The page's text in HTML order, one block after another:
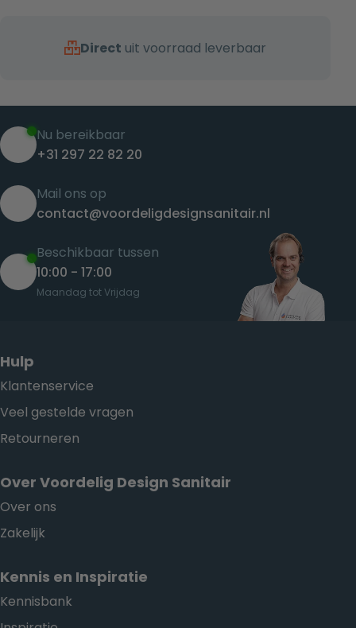
Direct uit voorraad leverbaar
Nu bereikbaar
+31 297 22 82 20
Mail ons op
contact@voordeligdesignsanitair.nl
Beschikbaar tussen
10:00 - 17:00
Maandag tot Vrijdag
Hulp
Klantenservice
Veel gestelde vragen
Retourneren
Over Voordelig Design Sanitair
Over ons
Zakelijk
Kennis en Inspiratie
Kennisbank